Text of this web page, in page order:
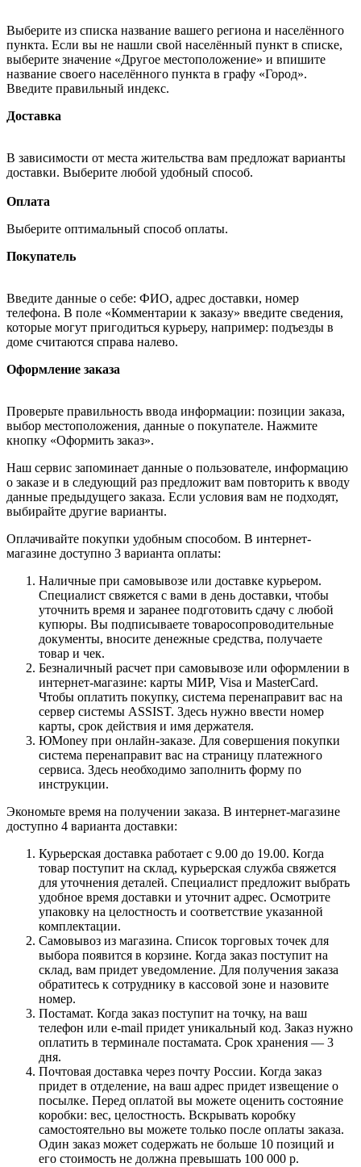
Выберите из списка название вашего региона и населённого
пункта. Если вы не нашли свой населённый пункт в списке,
выберите значение «Другое местоположение» и впишите
название своего населённого пункта в графу «Город».
Введите правильный индекс.
Доставка
В зависимости от места жительства вам предложат варианты
доставки. Выберите любой удобный способ.
Оплата
Выберите оптимальный способ оплаты.
Покупатель
Введите данные о себе: ФИО, адрес доставки, номер
телефона. В поле «Комментарии к заказу» введите сведения,
которые могут пригодиться курьеру, например: подъезды в
доме считаются справа налево.
Оформление заказа
Проверьте правильность ввода информации: позиции заказа,
выбор местоположения, данные о покупателе. Нажмите
кнопку «Оформить заказ».
Наш сервис запоминает данные о пользователе, информацию
о заказе и в следующий раз предложит вам повторить к вводу
данные предыдущего заказа. Если условия вам не подходят,
выбирайте другие варианты.
Оплачивайте покупки удобным способом. В интернет-
магазине доступно 3 варианта оплаты:
Наличные при самовывозе или доставке курьером.
Специалист свяжется с вами в день доставки, чтобы
уточнить время и заранее подготовить сдачу с любой
купюры. Вы подписываете товаросопроводительные
документы, вносите денежные средства, получаете
товар и чек.
Безналичный расчет при самовывозе или оформлении в
интернет-магазине: карты МИР, Visa и MasterCard.
Чтобы оплатить покупку, система перенаправит вас на
сервер системы ASSIST. Здесь нужно ввести номер
карты, срок действия и имя держателя.
ЮMoney при онлайн-заказе. Для совершения покупки
система перенаправит вас на страницу платежного
сервиса. Здесь необходимо заполнить форму по
инструкции.
Экономьте время на получении заказа. В интернет-магазине
доступно 4 варианта доставки:
Курьерская доставка работает с 9.00 до 19.00. Когда
товар поступит на склад, курьерская служба свяжется
для уточнения деталей. Специалист предложит выбрать
удобное время доставки и уточнит адрес. Осмотрите
упаковку на целостность и соответствие указанной
комплектации.
Самовывоз из магазина. Список торговых точек для
выбора появится в корзине. Когда заказ поступит на
склад, вам придет уведомление. Для получения заказа
обратитесь к сотруднику в кассовой зоне и назовите
номер.
Постамат. Когда заказ поступит на точку, на ваш
телефон или e-mail придет уникальный код. Заказ нужно
оплатить в терминале постамата. Срок хранения — 3
дня.
Почтовая доставка через почту России. Когда заказ
придет в отделение, на ваш адрес придет извещение о
посылке. Перед оплатой вы можете оценить состояние
коробки: вес, целостность. Вскрывать коробку
самостоятельно вы можете только после оплаты заказа.
Один заказ может содержать не больше 10 позиций и
его стоимость не должна превышать 100 000 р.